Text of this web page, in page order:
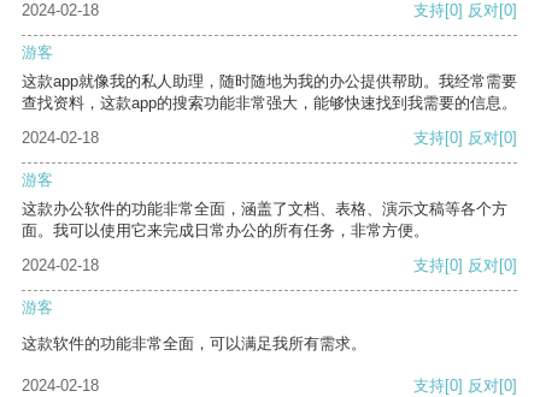
2024-02-18 支持[0] 反对[0]
游客
这款app就像我的私人助理，随时随地为我的办公提供帮助。我经常需要
查找资料，这款app的搜索功能非常强大，能够快速找到我需要的信息。
2024-02-18
支持[0] 反对[0]
游客
这款办公软件的功能非常全面，涵盖了文档、表格、演示文稿等各个方
面。我可以使用它来完成日常办公的所有任务，非常方便。
2024-02-18
支持[0] 反对[0]
游客
这款软件的功能非常全面，可以满足我所有需求。
2024-02-18 支持[0] 反对[0]